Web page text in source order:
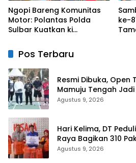
Ngopi Bareng Komunitas
Motor: Polantas Polda
Sulbar Kuatkan ki
Keselamatan
ke-
Pos Terbaru
Resmi Dibuka,
Mamuju Tengah
Antar daerah
Agustus 9, 2026
Hari Kelima, DT
Raya Bagikan 310
Korban Kebakaran
Agustus 9, 2026